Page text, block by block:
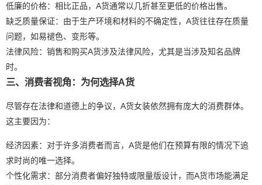
低廉的价格：相比正品，A货通常以几折甚至更低的价格出售。
缺乏质量保证：由于生产环境和材料的不确定性，A货往往存在质量
问题，如易褪色、变形等。
法律风险：销售和购买A货涉及法律风险，尤其是当涉及知名品牌
时。
三、消费者视角：为何选择A货
尽管存在法律和道德上的争议，A货女装依然拥有庞大的消费群体。
这主要因为：
经济因素：对于许多消费者而言，A货是他们在预算有限的情况下追
求时尚的唯一选择。
个性化需求：部分消费者偏好独特或限量版设计，而A货市场能满足